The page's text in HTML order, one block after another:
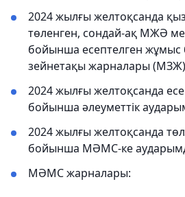
2024 жылғы желтоқсанда
төленген, сондай-ақ МЖӘ
бойынша есептелген жұмыс
зейнетақы жарналары
2024 жылғы желтоқсанда
бойынша әлеуметтік
2024 жылғы желтоқсанда
бойынша МӘМС-ке
МӘМС жарналары: